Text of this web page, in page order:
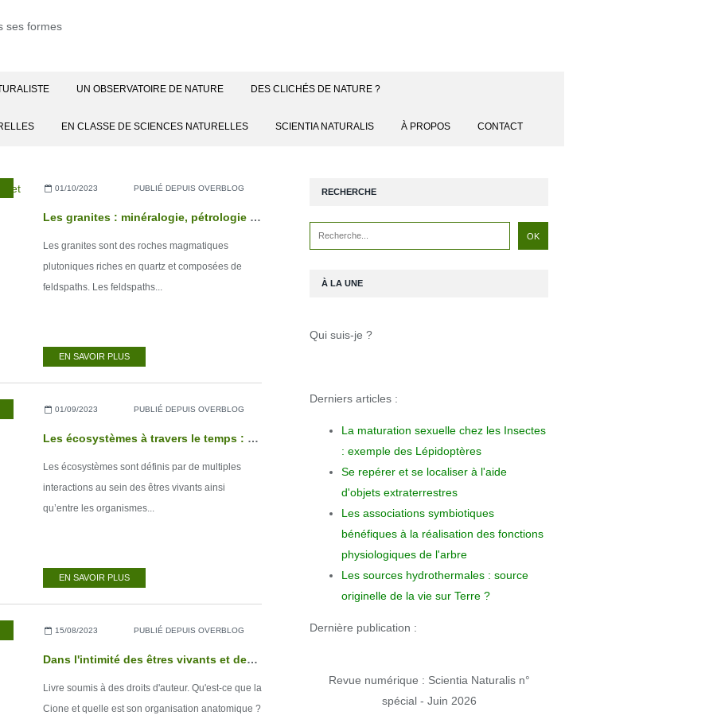
UN OBSERVATOIRE DE NATURE DES CLICHÉS DE NATURE ?
EN CLASSE DE SCIENCES NATURELLES SCIENTIA NATURALIS À PROPOS CONTACT
01/10/2023 PUBLIÉ DEPUIS OVERBLOG
Les granites : minéralogie, pétrologie et évolution
Les granites sont des roches magmatiques
plutoniques riches en quartz et composées de
feldspaths. Les feldspaths...
EN SAVOIR PLUS
01/09/2023 PUBLIÉ DEPUIS OVERBLOG
Les écosystèmes à travers le temps : des systèmes dynamiques
Les écosystèmes sont définis par de multiples
interactions au sein des êtres vivants ainsi
qu’entre les organismes...
EN SAVOIR PLUS
,LIVRES NUMÉRIQUES
15/08/2023 PUBLIÉ DEPUIS OVERBLOG
Dans l'intimité des êtres vivants et des roches - Tome 4
Livre soumis à des droits d'auteur. Qu'est-ce que la
Cione et quelle est son organisation anatomique ?
RECHERCHE
À LA UNE
Qui suis-je ?
Derniers articles :
La maturation sexuelle chez les Insectes
: exemple des Lépidoptères
Se repérer et se localiser à l'aide
d'objets extraterrestres
Les associations symbiotiques
bénéfiques à la réalisation des fonctions
physiologiques de l'arbre
Les sources hydrothermales : source
originelle de la vie sur Terre ?
Dernière publication :
Revue numérique : Scientia Naturalis n°
spécial - Juin 2026